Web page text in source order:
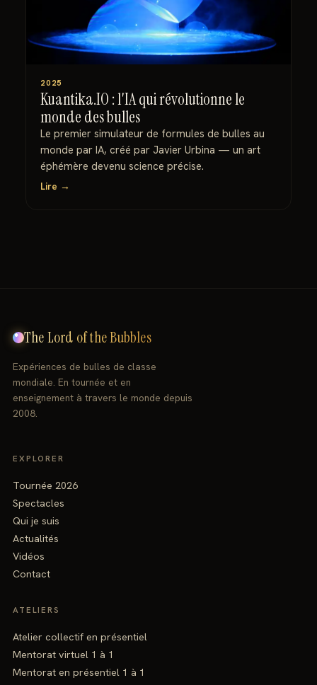
2025
Kuantika.IO : l'IA qui révolutionne le
monde des bulles
Le premier simulateur de formules de bulles au
monde par IA, créé par Javier Urbina — un art
éphémère devenu science précise.
Lire →
The Lord of the Bubbles
Expériences de bulles de classe
mondiale. En tournée et en
enseignement à travers le monde depuis
2008.
EXPLORER
Tournée 2026
Spectacles
Qui je suis
Actualités
Vidéos
Contact
ATELIERS
Atelier collectif en présentiel
Mentorat virtuel 1 à 1
Mentorat en présentiel 1 à 1